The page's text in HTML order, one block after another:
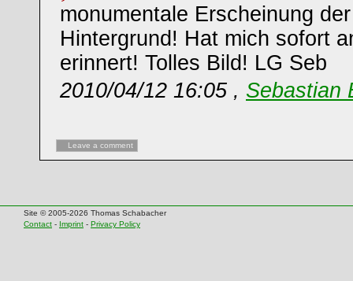
monumentale Erscheinung
Hintergrund! Hat mich sofort
erinnert! Tolles Bild! LG Seb
2010/04/12 16:05 , Sebastian
Leave a comment
Site © 2005-2026 Thomas Schabacher
Contact - Imprint - Privacy Policy